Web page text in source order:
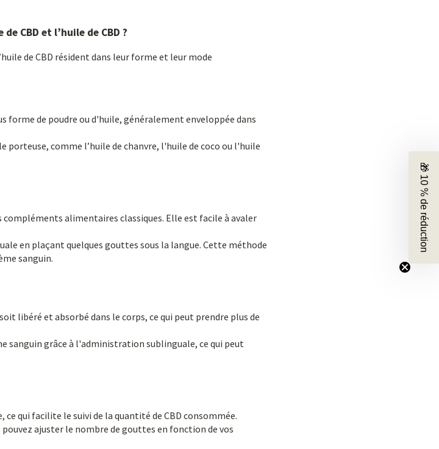
CBD et l’huile de CBD ?
de CBD résident dans leur forme et leur mode
forme de poudre ou d'huile, généralement enveloppée dans
porteuse, comme l’huile de chanvre, l'huile de coco ou l'huile
alimentaires classiques. Elle est facile à avaler
en plaçant quelques gouttes sous la langue. Cette méthode
sanguin.
libéré et absorbé dans le corps, ce qui peut prendre plus de
sanguin grâce à l'administration sublinguale, ce qui peut
qui facilite le suivi de la quantité de CBD consommée.
ajuster le nombre de gouttes en fonction de vos
🎁 10 % de réduction